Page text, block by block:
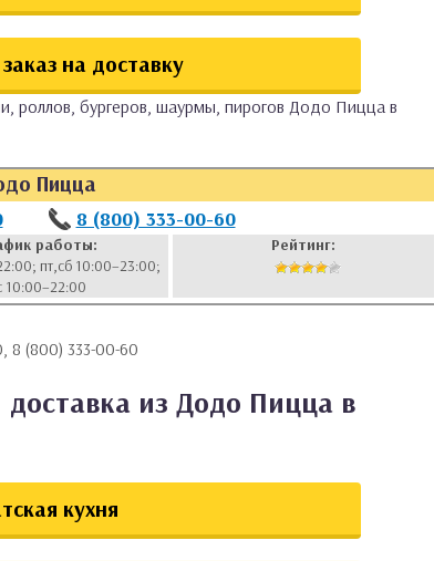
на доставку
роллов, бургеров, шаурмы, пирогов Додо Пицца в
Пицца
8 (800) 333-00-60
работы:
пт,сб 10:00–23:00;
10:00–22:00
Рейтинг:
8 (800) 333-00-60
доставка из Додо Пицца в
кухня